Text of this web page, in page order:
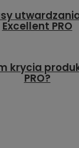
Excellent PRO
krycia
PRO?